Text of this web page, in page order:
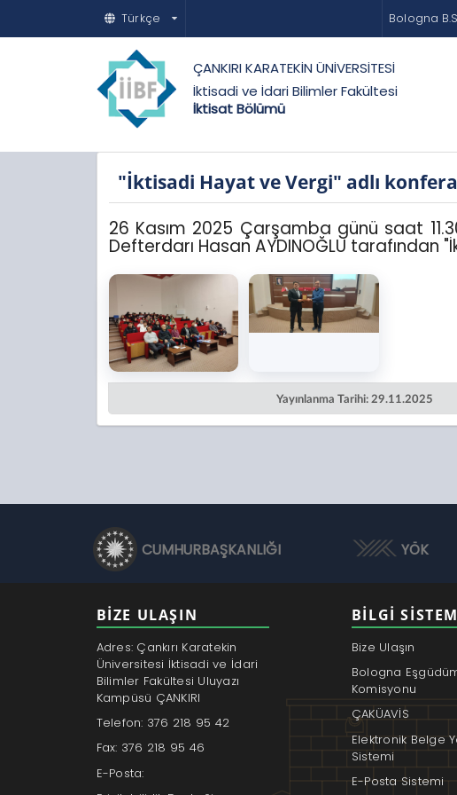
Türkçe Bologna
ÇANKIRI KARATEKİN ÜNİVERSİTESİ
İktisadi ve İdari Bilimler Fakültesi
İktisat Bölümü
"İktisadi Hayat ve Vergi" adlı
26 Kasım 2025 Çarşamba günü saat
Defterdarı Hasan AYDINOĞLU
Yayınlanma Tarihi: 29.11.2025
CUMHURBAŞKANLIĞI YÖK
BİZE ULAŞIN
Adres: Çankırı Karatekin
Üniversitesi İktisadi ve İdari
Bilimler Fakültesi Uluyazı
Kampüsü ÇANKIRI
Telefon: 376 218 95 42
Fax: 376 218 95 46
E-Posta:
BILGI
Bize Ulaşın
Bologna
Komisyonu
ÇAKÜAVİS
Elektronik Belge
Sistemi
E-Posta Sistemi